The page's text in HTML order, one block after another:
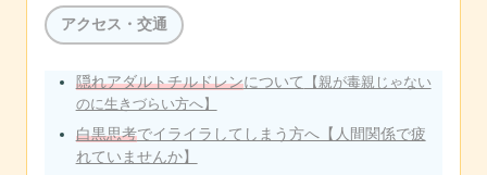
アクセス・交通
隠れアダルトチルドレンについて
【親が毒親じゃない
のに生きづらい方へ】
白黒思考でイライラしてしまう方へ【人間関係で疲
れていませんか】